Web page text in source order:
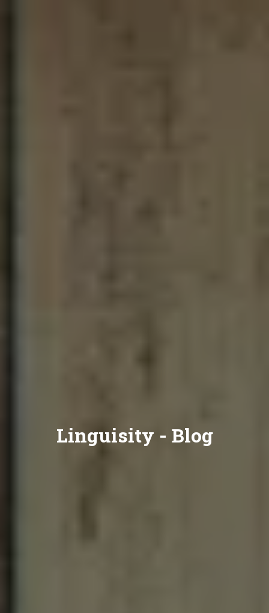
Linguisity - Blog